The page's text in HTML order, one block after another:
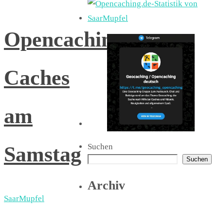
Opencaching-
Caches
am
Samstag
SaarMupfel
Suchen
Suchen
Archiv